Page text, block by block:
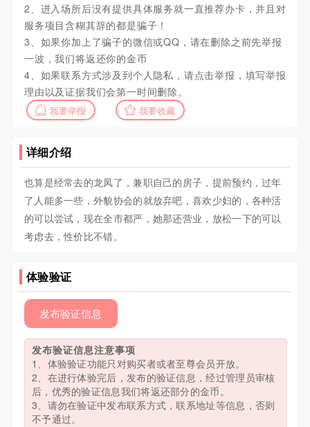
2、进入场所后没有提供具体服务就一直推荐办卡，并且对
服务项目含糊其辞的都是骗子！
3、如果你加上了骗子的微信或QQ，请在删除之前先举报
一波，我们将返还你的金币
4、如果联系方式涉及到个人隐私，请点击举报，填写举报
理由以及证据我们会第一时间删除。
我要举报 我要收藏
详细介绍
也算是经常去的龙凤了，兼职自己的房子，提前预约，过年
了人能多一些，外貌协会的就放弃吧，喜欢少妇的，各种活
的可以尝试，现在全市都严，她那还营业，放松一下的可以
考虑去，性价比不错。
体验验证
发布验证信息
发布验证信息注意事项
1、体验验证功能只对购买者或者至尊会员开放。
2、在进行体验完后，发布的验证信息，经过管理员审核
后，优秀的验证信息我们将返还部分的金币。
3、请勿在验证中发布联系方式，联系地址等信息，否则
不予通过。